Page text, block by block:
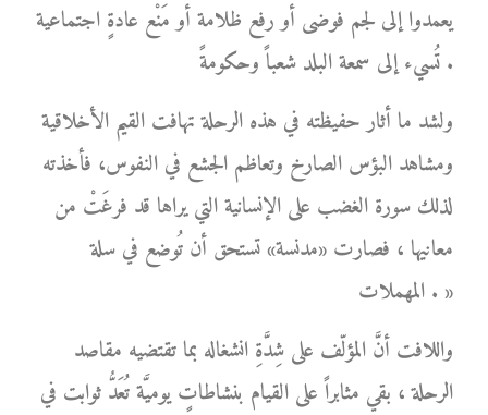
يعمدوا إلى لجم فوضى أو رفع ظلامة أو مَنْع عادةٍ اجتماعية
تُسيء إلى سمعة البلد شعباً وحكومةً .
ولشد ما أثار حفيظته في هذه الرحلة تهافت القيم الأخلاقية
ومشاهد البؤس الصارخ وتعاظم الجشع في النفوس، فأخذته
لذلك سورة الغضب على الإنسانية التي يراها قد فرغَتْ من
معانيها ، فصارت «مدنسة» تستحق أن تُوضع في سلة
المهملات . »
واللافت أنَّ المؤلّف على شِدَّةِ انشغاله بما تقتضيه مقاصد
الرحلة ، بقي مثابراً على القيام بنشاطاتٍ يوميَّة تُعَدُّ ثوابت في